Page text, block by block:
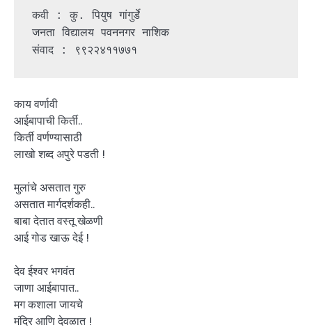
कवी : कु. पियुष गांगुर्डे
जनता विद्यालय पवननगर नाशिक
संवाद : ९९२२४११७७१
काय वर्णावी
आईबापाची किर्ती..
किर्ती वर्णण्यासाठी
लाखो शब्द अपुरे पडती !
मुलांचे असतात गुरु
असतात मार्गदर्शकही..
बाबा देतात वस्तू खेळणी
आई गोड खाऊ देई !
देव ईश्वर भगवंत
जाणा आईबापात..
मग कशाला जायचे
मंदिर आणि देवळात !